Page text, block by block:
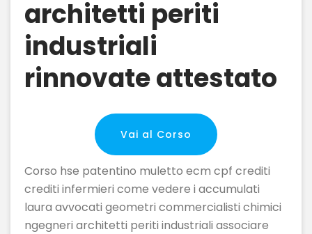
architetti periti
industriali
rinnovate attestato
Vai al Corso
Corso hse patentino muletto ecm cpf crediti
crediti infermieri come vedere i accumulati
laura avvocati geometri commercialisti chimici
ngegneri architetti periti industriali associare